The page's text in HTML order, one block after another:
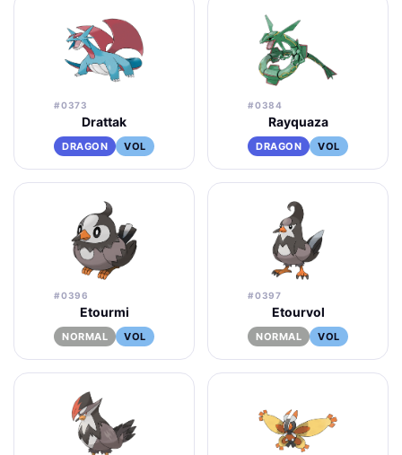
#0373
Drattak
DRAGON VOL
#0384
Rayquaza
DRAGON VOL
#0396
Etourmi
NORMAL VOL
#0397
Etourvol
NORMAL VOL